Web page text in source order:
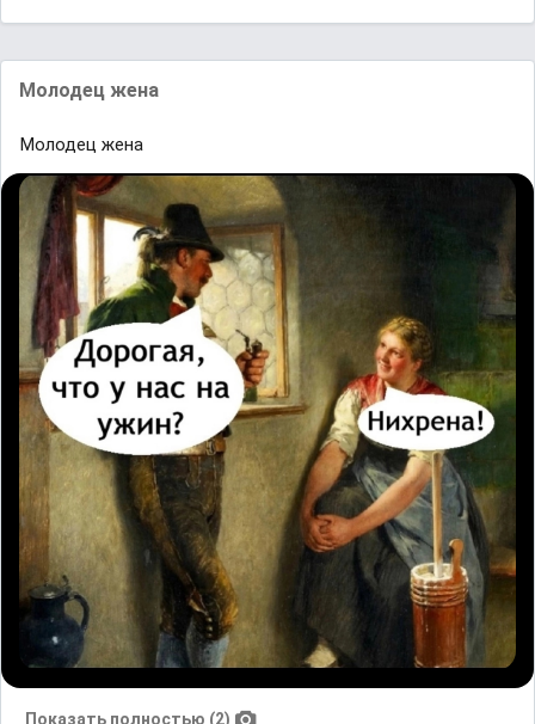
Молодец жена
Молодец жена
Показать полностью (2)